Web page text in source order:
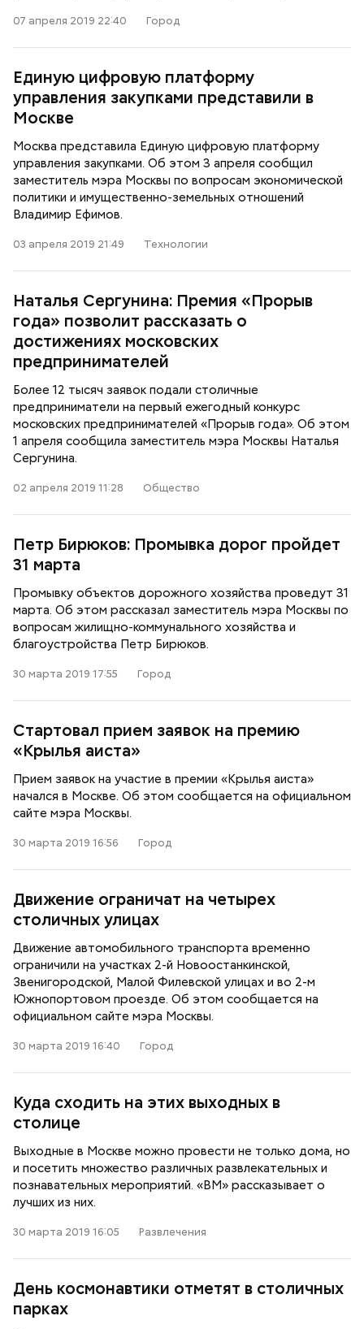
07 апреля 2019 22:40 Город
Единую цифровую платформу
управления закупками представили в
Москве
Москва представила Единую цифровую платформу
управления закупками. Об этом 3 апреля сообщил
заместитель мэра Москвы по вопросам экономической
политики и имущественно-земельных отношений
Владимир Ефимов.
03 апреля 2019 21:49 Технологии
Наталья Сергунина: Премия «Прорыв
года» позволит рассказать о
достижениях московских
предпринимателей
Более 12 тысяч заявок подали столичные
предприниматели на первый ежегодный конкурс
московских предпринимателей «Прорыв года». Об этом
1 апреля сообщила заместитель мэра Москвы Наталья
Сергунина.
02 апреля 2019 11:28 Общество
Петр Бирюков: Промывка дорог пройдет
31 марта
Промывку объектов дорожного хозяйства проведут 31
марта. Об этом рассказал заместитель мэра Москвы по
вопросам жилищно-коммунального хозяйства и
благоустройства Петр Бирюков.
30 марта 2019 17:55 Город
Стартовал прием заявок на премию
«Крылья аиста»
Прием заявок на участие в премии «Крылья аиста»
начался в Москве. Об этом сообщается на официальном
сайте мэра Москвы.
30 марта 2019 16:56 Город
Движение ограничат на четырех
столичных улицах
Движение автомобильного транспорта временно
ограничили на участках 2-й Новоостанкинской,
Звенигородской, Малой Филевской улицах и во 2-м
Южнопортовом проезде. Об этом сообщается на
официальном сайте мэра Москвы.
30 марта 2019 16:40 Город
Куда сходить на этих выходных в
столице
Выходные в Москве можно провести не только дома, но
и посетить множество различных развлекательных и
познавательных мероприятий. «ВМ» рассказывает о
лучших из них.
30 марта 2019 16:05 Развлечения
День космонавтики отметят в столичных
парках